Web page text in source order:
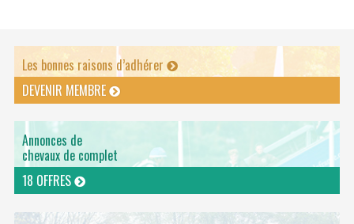
Les bonnes raisons d’adhérer
DEVENIR MEMBRE
Annonces de
chevaux de complet
18 OFFRES